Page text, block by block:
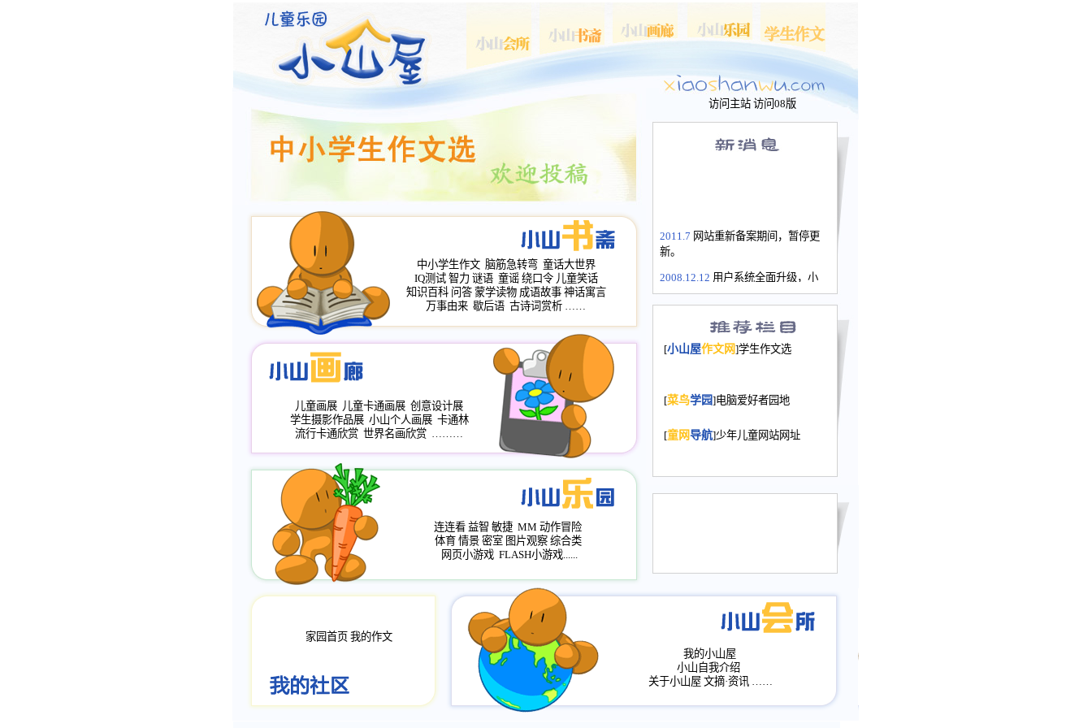
访问主站 访问08版
2011.7 网站重新备案期间，暂停更
新。
2008.12.12 用户系统全面升级，小
长会、家园网－个人空间，用户一
次注册全部通行。
2008.12.12家园网正式运行，域
年，2009版提前启用，小山屋全面
小山画廊均增加多个新栏目。。
评分、顶功能，作文宝典改版。
[小山屋作文网]学生作文选
[菜鸟学园]电脑爱好者园地
[童网导航]少年儿童网站网址
中小学生作文 脑筋急转弯 童话大世界
IQ测试 智力 谜语 童谣 绕口令 儿童笑话
知识百科 问答 蒙学读物 成语故事 神话寓言
万事由来 歇后语 古诗词赏析 ……
儿童画展 儿童卡通画展 创意设计展
学生摄影作品展 小山个人画展 卡通林
流行卡通欣赏 世界名画欣赏 ………
连连看 益智 敏捷 MM 动作冒险
体育 情景 密室 图片观察 综合类
网页小游戏 FLASH小游戏......
家园首页 我的作文
我的小山屋
小山自我介绍
关于小山屋 文摘·资讯 ……